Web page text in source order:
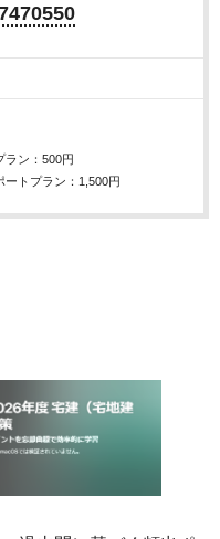
ラン：500円
ートプラン：1,500円